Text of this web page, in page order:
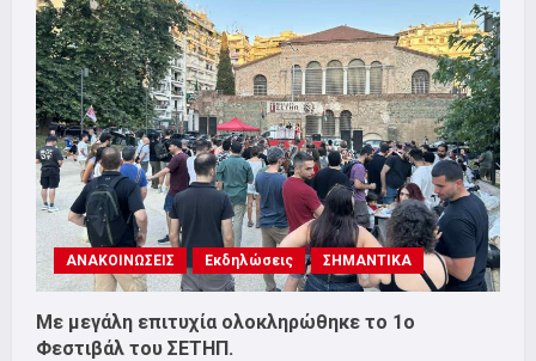
ΑΝΑΚΟΙΝΩΣΕΙΣ Εκδηλώσεις ΣΗΜΑΝΤΙΚΑ
Με μεγάλη επιτυχία ολοκληρώθηκε το 1ο
Φεστιβάλ του ΣΕΤΗΠ.